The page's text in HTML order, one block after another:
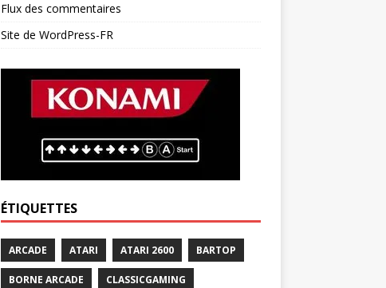
Flux des commentaires
Site de WordPress-FR
ÉTIQUETTES
ARCADE ATARI ATARI 2600 BARTOP
BORNE ARCADE CLASSICGAMING